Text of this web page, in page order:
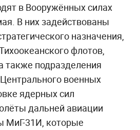
в Вооружённых силах
В них задействованы
назначения,
флотов,
также подразделения
военных
ядерных сил
дальней авиации
МиГ-31И, которые